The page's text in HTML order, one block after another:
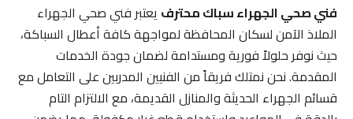
فني صحي الجهراء سباك محترفيعتبر فني صحي الجهراء
الملاذ الآمن لسكان المحافظة لمواجهة كافة أعطال السباكة،
حيث نوفر حلولاً فورية ومستدامة لضمان جودة الخدمات
المقدمة. نحن نمتلك فريقاً من الفنيين المدربين على التعامل مع
قسائم الجهراء الحديثة والمنازل القديمة، مع الالتزام التام